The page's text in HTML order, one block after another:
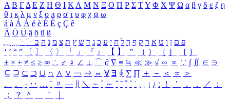
Α Β ΓΔ Ε Ζ Η Θ Ι ΚΛ Μ Ν Ξ Ο Π Ρ Σ ΤΥ Φ Χ Ψ Ω α β γ δ ε ζ η
θ ι κ λ μ ν ξ ο π ρ σ τ υ φ χ ψ ω
á à Á À é è É È ç Ç ê
Ä Ö Ü ä ö ü ß
ִֶֹ ֻּ ׁׂ פ ם ן ו ט א ר ק ף ך ל ח י ע כ ג ד ש ץ ת צ מ נ ה ב
‘ ’ “ ” 〔 〕 〈 〉 「 」 『 』 【 】 ＂ （ ） ［ ］ ｛ ｝
± × ÷ ≠ ≤ ≥ ∞ ∴ ♂ ♀ ∠ ⊥ ⌒ ∂ ∇ ≡ ≒ ≪ ≫ √ ∽ ∝ ∵ ∫ ∬ ∈ ∋
⊆ ⊇ ⊂ ⊃ ∪ ∩ ∧ ∨ ￢ ⇒ ⇔ ∀ ∃ ∮ ∑ ∏ ＋ － ＜ ＝
＞
、
。 · ‥ … ¨ 〃 ― ＼ ∼ ´ ～ ˇ ˘ ˝ ˚ ˙ ¸ ¡ ¿ ː ！ ＇ ， ． ／
：
；
？ ＾ ｀